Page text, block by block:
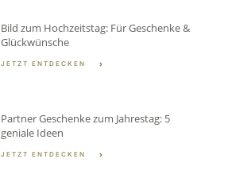
Bild zum Hochzeitstag: Für Geschenke &
Glückwünsche
JETZT ENTDECKEN
Partner Geschenke zum Jahrestag: 5
geniale Ideen
JETZT ENTDECKEN